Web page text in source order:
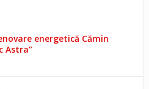
energetică Cămin
Astra”